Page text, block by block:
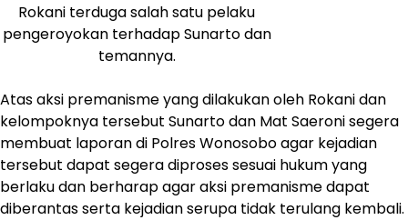
Rokani terduga salah satu pelaku
pengeroyokan terhadap Sunarto dan
temannya.
Atas aksi premanisme yang dilakukan oleh Rokani dan
kelompoknya tersebut Sunarto dan Mat Saeroni segera
membuat laporan di Polres Wonosobo agar kejadian
tersebut dapat segera diproses sesuai hukum yang
berlaku dan berharap agar aksi premanisme dapat
diberantas serta kejadian serupa tidak terulang kembali.